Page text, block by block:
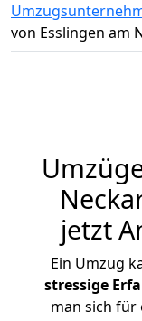
von Esslingen am
jetzt
Ein Umzug
stressige
man sich für